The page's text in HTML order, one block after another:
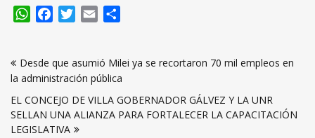
WhatsApp
FacebookTwitter
Email
de
entradas
Desde que asumió Milei ya se recortaron 70 mil empleos en
la administración pública
EL CONCEJO DE VILLA GOBERNADOR GÁLVEZ Y LA UNR
SELLAN UNA ALIANZA PARA FORTALECER LA CAPACITACIÓN
LEGISLATIVA